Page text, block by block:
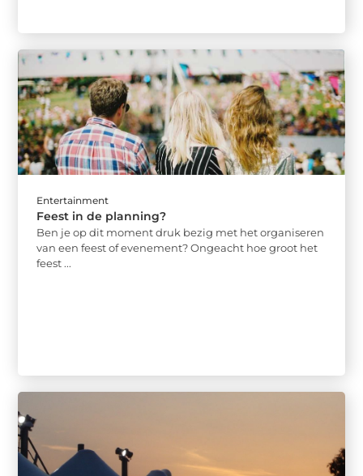
Entertainment
Feest in de planning?
Ben je op dit moment druk bezig met het organiseren
van een feest of evenement? Ongeacht hoe groot het
feest ...